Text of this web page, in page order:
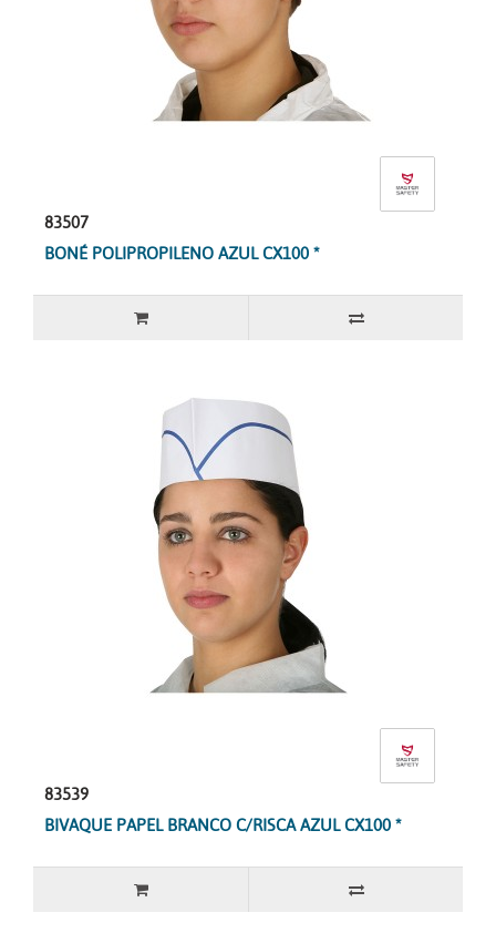
83507
BONÉ POLIPROPILENO AZUL CX100 *
83539
BIVAQUE PAPEL BRANCO C/RISCA AZUL CX100 *